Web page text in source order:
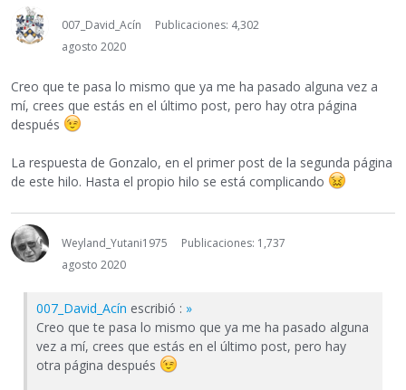
007_David_Acín
Publicaciones: 4,302
agosto 2020
Creo que te pasa lo mismo que ya me ha pasado alguna vez a
mí, crees que estás en el último post, pero hay otra página
después
La respuesta de Gonzalo, en el primer post de la segunda página
de este hilo. Hasta el propio hilo se está complicando
Weyland_Yutani1975
Publicaciones: 1,737
agosto 2020
007_David_Acín escribió : »
Creo que te pasa lo mismo que ya me ha pasado alguna
vez a mí, crees que estás en el último post, pero hay
otra página después